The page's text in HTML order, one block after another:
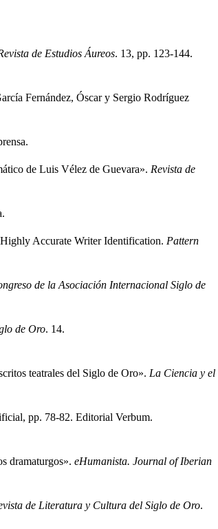
de Estudios Áureos. 13, pp. 123-144.
Fernández, Óscar y Sergio Rodríguez
de Luis Vélez de Guevara». Revista de
Accurate Writer Identification. Pattern
de la Asociación Internacional Siglo de
de Oro. 14.
teatrales del Siglo de Oro». La Ciencia y el
pp. 78-82. Editorial Verbum.
dramaturgos». eHumanista. Journal of Iberian
de Literatura y Cultura del Siglo de Oro.